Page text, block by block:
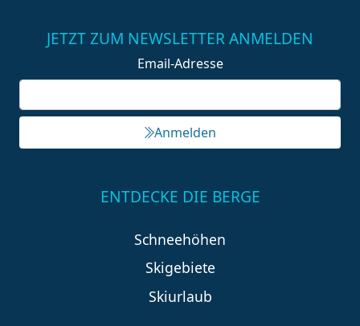
JETZT ZUM NEWSLETTER ANMELDEN
Email-Adresse
Anmelden
ENTDECKE DIE BERGE
Schneehöhen
Skigebiete
Skiurlaub